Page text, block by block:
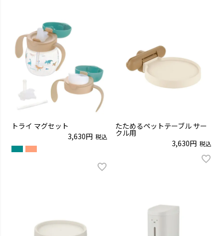
トライ マグセット
3,630
税込
たためるペットテーブル サー
クル用
3,630
税込